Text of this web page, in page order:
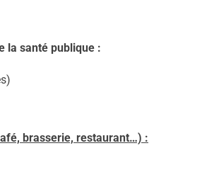
la santé publique :
brasserie, restaurant…) :